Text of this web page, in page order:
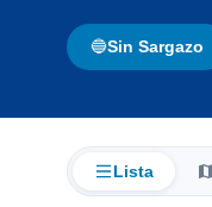
🔵Sin Sargazo
Lista